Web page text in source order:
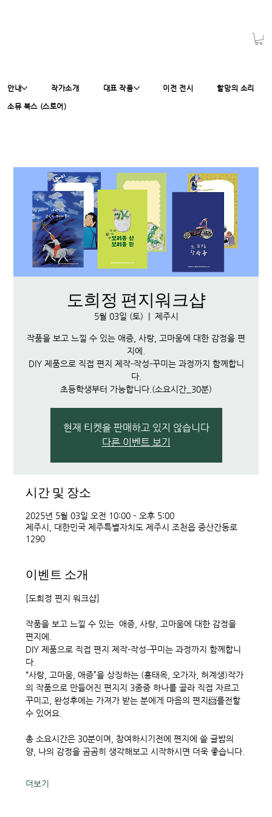
안내 작가소개 대표 작품 이전 전시 할망의 소리
소뮤 북스 (스토어)
도희정 편지워크샵
5월 03일 (토) 제주시
작품을 보고 느낄 수 있는 애증, 사랑, 고마움에 대한 감정을 편
지에.
DIY 제품으로 직접 편지 제작-작성-꾸미는 과정까지 함께합니
다.
초등학생부터 가능합니다.(소요시간_30분)
현재 티켓을 판매하고 있지 않습니다
다른 이벤트 보기
시간 및 장소
2025년 5월 03일 오전 10:00 – 오후 5:00
제주시, 대한민국 제주특별자치도 제주시 조천읍 중산간동로
1290
이벤트 소개
[도희정 편지 워크샵]
작품을 보고 느낄 수 있는  애증, 사랑, 고마움에 대한 감정을
편지에.
DIY 제품으로 직접 편지 제작-작성-꾸미는 과정까지 함께합니
다.
“사랑, 고마움, 애증”을 상징하는 (홍태옥, 오가자, 허계생)작가
의 작품으로 만들어진 편지지 3종중 하나를 골라 직접 자르고
꾸미고, 완성후에는 가져가 받는 분에게 마음의 편지📨를전할
수 있어요.
총 소요시간은 30분이며, 참여하시기전에 편지에 쓸 글밥의
양, 나의 감정을 곰곰히 생각해보고 시작하시면 더욱 좋습니다.
더보기